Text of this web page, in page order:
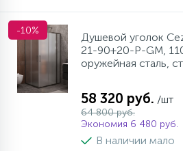
-10%
Душевой уголок
21-90+20-P-GM,
оружейная сталь,
58 320 руб. /шт
64 800 руб.
Экономия 6 480 руб.
В наличии мало